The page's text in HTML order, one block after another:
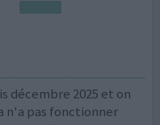
décembre 2025 et on
n'a pas fonctionner